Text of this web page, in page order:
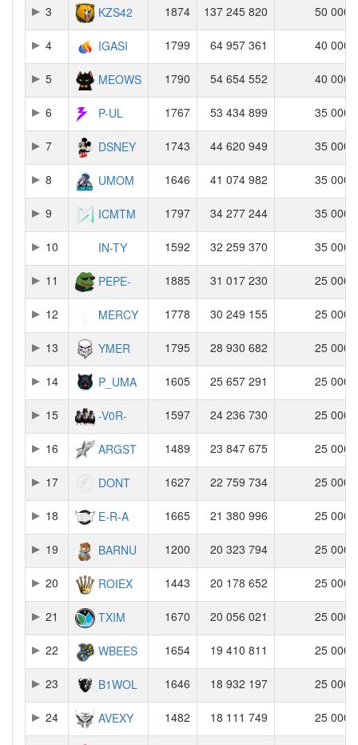
3 KZS42 1874 137 245 820 50 000
4 IGASI 1799 64 957 361 40 000
5 MEOWS 1790 54 654 552 40 000
6 P-UL 1767 53 434 899 35 000
7 DSNEY 1743 44 620 949 35 000
8 UMOM 1646 41 074 982 35 000
9 ICMTM 1797 34 277 244 35 000
10 IN-TY 1592 32 259 370 35 000
11 PEPE- 1885 31 017 230 25 000
12 MERCY 1778 30 249 155 25 000
13 YMER 1795 28 930 682 25 000
14 P_UMA 1605 25 657 291 25 000
15 -V0R- 1597 24 236 730 25 000
16 ARGST 1489 23 847 675 25 000
17 DONT 1627 22 759 734 25 000
18 E-R-A 1665 21 380 996 25 000
19 BARNU 1200 20 323 794 25 000
20 ROIEX 1443 20 178 652 25 000
21 TXIM 1670 20 056 021 25 000
22 WBEES 1654 19 410 811 25 000
23 B1WOL 1646 18 932 197 25 000
24 AVEXY 1482 18 111 749 25 000